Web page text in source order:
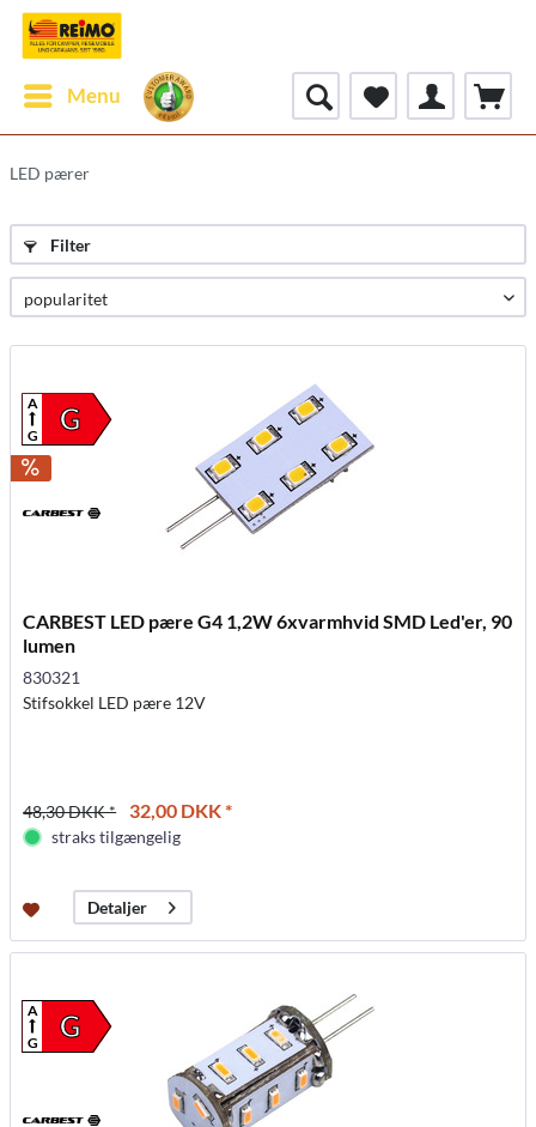
Menu
LED pærer
Filter
G
A
G
CARBEST LED pære G4 1,2W 6xvarmhvid SMD Led'er, 90
lumen
830321
Stifsokkel LED pære 12V
48,30 DKK * 32,00 DKK *
straks tilgængelig
Detaljer
G
A
G